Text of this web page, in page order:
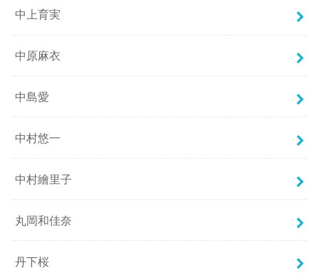
中上育実
中原麻衣
中島愛
中村悠一
中村繪里子
丸岡和佳奈
丹下桜